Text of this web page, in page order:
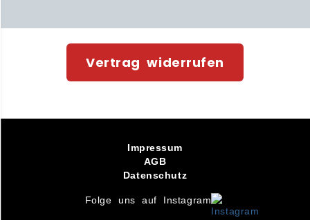
Vertrag widerrufen
Impressum
AGB
Datenschutz
Folge uns auf Instagram